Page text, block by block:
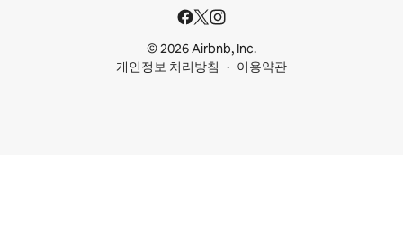
© 2026 Airbnb, Inc.
개인정보 처리방침
이용약관